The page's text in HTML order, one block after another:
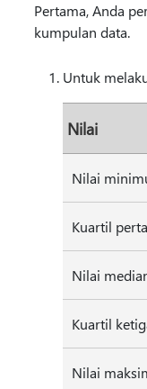
Pertama, Anda
kumpulan data.
Untuk
Nilai
Nilai
Kuartil
Nilai
Kuartil
Nilai